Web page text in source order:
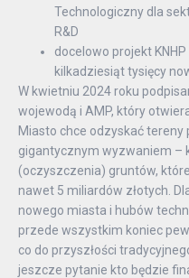
Technologiczny dla
R&D
docelowo projekt
kilkadziesiąt tysięcy
W kwietniu 2024 roku
wojewodą i AMP, który
Miasto chce odzyskać tereny
gigantycznym wyzwaniem –
(oczyszczenia) gruntów,
nawet 5 miliardów złotych.
nowego miasta i hubów
przede wszystkim koniec
co do przyszłości
jeszcze pytanie kto będzie